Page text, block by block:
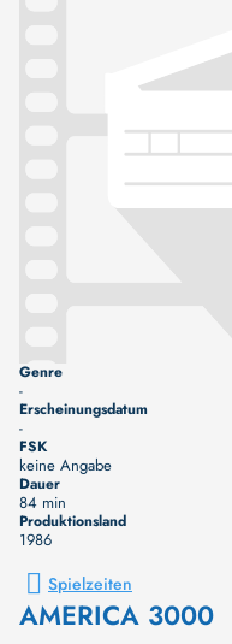
Genre
-
Erscheinungsdatum
-
FSK
keine Angabe
Dauer
84 min
Produktionsland
1986
Spielzeiten
AMERICA 3000